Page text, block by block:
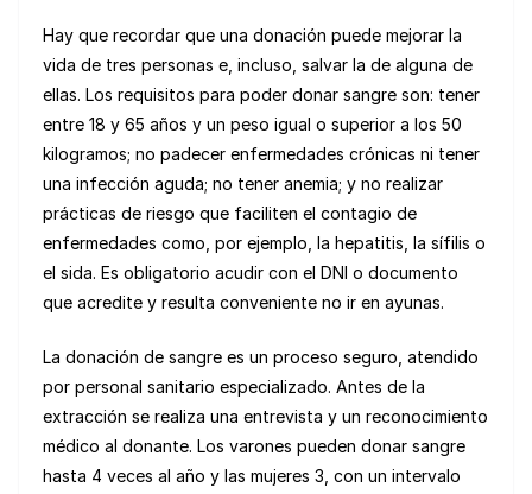
Hay que recordar que una donación puede mejorar la
vida de tres personas e, incluso, salvar la de alguna de
ellas. Los requisitos para poder donar sangre son: tener
entre 18 y 65 años y un peso igual o superior a los 50
kilogramos; no padecer enfermedades crónicas ni tener
una infección aguda; no tener anemia; y no realizar
prácticas de riesgo que faciliten el contagio de
enfermedades como, por ejemplo, la hepatitis, la sífilis o
el sida. Es obligatorio acudir con el DNI o documento
que acredite y resulta conveniente no ir en ayunas.
La donación de sangre es un proceso seguro, atendido
por personal sanitario especializado. Antes de la
extracción se realiza una entrevista y un reconocimiento
médico al donante. Los varones pueden donar sangre
hasta 4 veces al año y las mujeres 3, con un intervalo